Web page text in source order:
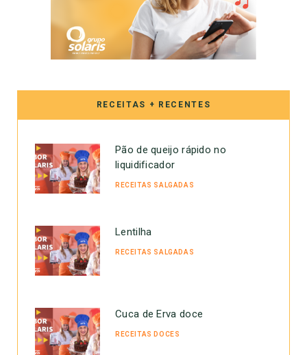
RECEITAS + RECENTES
Pão de queijo rápido no
liquidificador
RECEITAS SALGADAS
Lentilha
RECEITAS SALGADAS
Cuca de Erva doce
RECEITAS DOCES